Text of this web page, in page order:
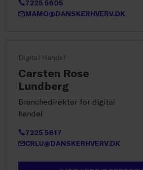
7225 5605
MAMO@DANSKERHVERV.DK
Digital Handel
Carsten Rose
Lundberg
Branchedirektør for digital
handel
7225 5617
CRLU@DANSKERHVERV.DK